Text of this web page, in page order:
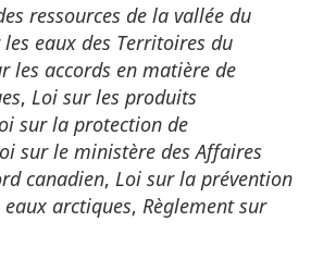
ressources de la vallée du
eaux des Territoires du
les accords en matière de
, Loi sur les produits
sur la protection de
sur le ministère des Affaires
canadien, Loi sur la prévention
arctiques, Règlement sur